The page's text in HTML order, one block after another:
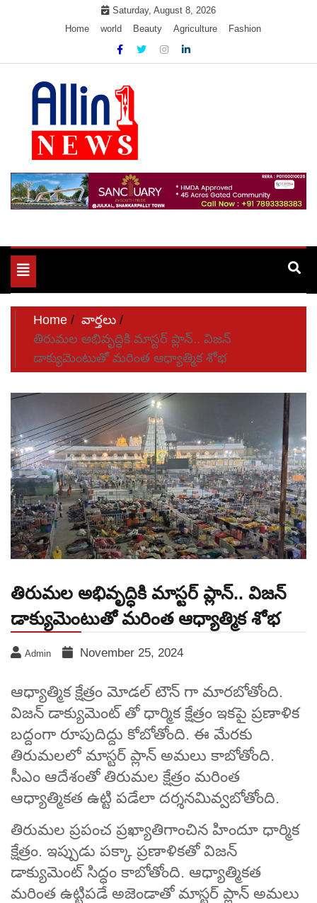
Saturday, August 8, 2026
Home
world Beauty Agriculture Fashion
Allin1news
Toggle
navigation
Home
వార్తలు
తిరుమల అభివృద్ధికి మాస్టర్ ప్లాన్.. విజన్
డాక్యుమెంటుతో మరింత ఆధ్యాత్మిక శోభ
తిరుమల అభివృద్ధికి మాస్టర్ ప్లాన్.. విజన్
డాక్యుమెంటుతో మరింత ఆధ్యాత్మిక శోభ
Admin November 25, 2024
ఆధ్యాత్మిక క్షేత్రం మోడల్ టౌన్ గా మారబోతోంది.
విజన్ డాక్యుమెంట్ తో ధార్మిక క్షేత్రం ఇకపై ప్రణాళిక
బద్దంగా రూపుదిద్దు కోబోతోంది. ఈ మేరకు
తిరుమలలో మాస్టర్ ప్లాన్ అమలు కాబోతోంది.
సీఎం ఆదేశంతో తిరుమల క్షేత్రం మరింత
ఆధ్యాత్మికత ఉట్టి పడేలా దర్శనమివ్వబోతోంది.
తిరుమల ప్రపంచ ప్రఖ్యాతిగాంచిన హిందూ ధార్మిక
క్షేత్రం. ఇప్పుడు పక్కా ప్రణాళికతో విజన్
డాక్యుమెంట్ సిద్ధం కాబోతోంది. ఆధ్యాత్మికత
మరింత ఉట్టిపడే అజెండాతో మాస్టర్ ప్లాన్ అమలు